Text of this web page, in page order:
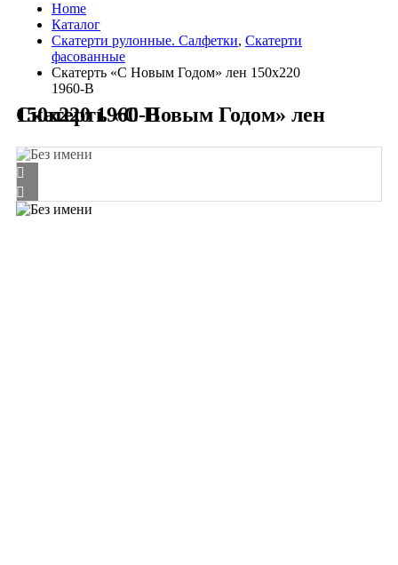
Home
Каталог
Скатерти рулонные. Салфетки, Скатерти
фасованные
Скатерть «С Новым Годом» лен 150х220
1960-В
Скатерть «С Новым Годом» лен 150х220 1960-В